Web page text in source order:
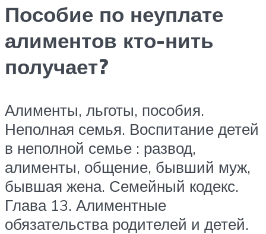
Пособие по неуплате
алиментов кто-нить
получает?
Алименты, льготы, пособия.
Неполная семья. Воспитание детей
в неполной семье : развод,
алименты, общение, бывший муж,
бывшая жена. Семейный кодекс.
Глава 13. Алиментные
обязательства родителей и детей.